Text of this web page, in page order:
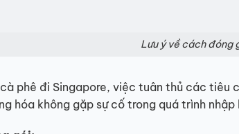
Lưu ý về cách đóng
phê đi Singapore, việc tuân thủ các tiêu
hóa không gặp sự cố trong quá trình